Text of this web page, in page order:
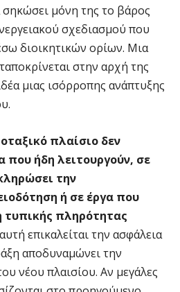
μόνη της το βάρος
σχεδιασμού που
διοικητικών ορίων. Μια
στην αρχή της
μιας ισόρροπης ανάπτυξης
πλαίσιο δεν
που ήδη λειτουργούν, σε
την
ή σε έργα που
τυπικής πληρότητας
επικαλείται την ασφάλεια
αποδυναμώνει την
νέου πλαισίου. Αν μεγάλες